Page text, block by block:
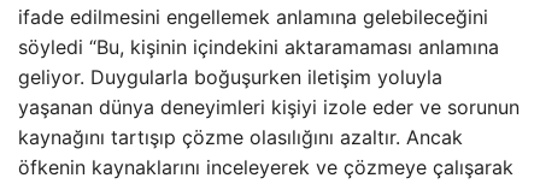
ifade edilmesini engellemek anlamına gelebileceğini
söyledi “Bu, kişinin içindekini aktaramaması anlamına
geliyor. Duygularla boğuşurken iletişim yoluyla
yaşanan dünya deneyimleri kişiyi izole eder ve sorunun
kaynağını tartışıp çözme olasılığını azaltır. Ancak
öfkenin kaynaklarını inceleyerek ve çözmeye çalışarak